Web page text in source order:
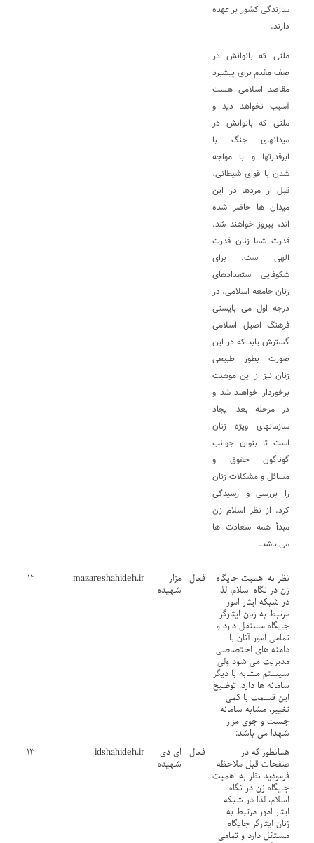
سازندگی کشور بر عهده
دارند.
ملتی که بانوانش در
صف مقدم برای پیشبرد
مقاصد اسلامی هست
آسیب نخواهد دید و
ملتی که بانوانش در
میدانهای جنگ با
ابرقدرتها و با مواجه
شدن با قوای شیطانی،
قبل از مردها در این
میدان ها حاضر شده
اند، پیروز خواهند شد.
قدرت شما زنان قدرت
الهی است. برای
شکوفایی استعدادهای
زنان جامعه اسلامی، در
درجه اول می بایستی
فرهنگ اصیل اسلامی
گسترش یابد که در این
صورت بطور طبیعی
زنان نیز از این موهبت
برخوردار خواهند شد و
در مرحله بعد ایجاد
سازمانهای ویژه زنان
است تا بتوان جوانب
گوناگون حقوق و
مسائل و مشکلات زنان
را بررسی و رسیدگی
کرد. از نظر اسلام زن
مبدأ همه سعادت ها
می باشد.
نظر به اهمیت جایگاه
زن در نگاه اسلام، لذا
در شبکه ایثار امور
مرتبط به زنان ایثارگر
جایگاه مستقل دارد و
تمامی امور آنان با
دامنه های اختصاصی
مدیریت می شود ولی
سیستم مشابه با دیگر
سامانه ها دارد. توضیح
این قسمت با کمی
تغییر، مشابه سامانه
جست و جوی مزار
شهدا می باشد:
فعال مزار
شهیده
mazareshahideh.ir ۱۲
همانطور که در
صفحات قبل ملاحظه
فرمودید نظر به اهمیت
جایگاه زن در نگاه
اسلام، لذا در شبکه
ایثار امور مرتبط به
زنان ایثارگر جایگاه
مستقل دارد و تمامی
فعال ای دی
شهیده
idshahideh.ir ۱۳